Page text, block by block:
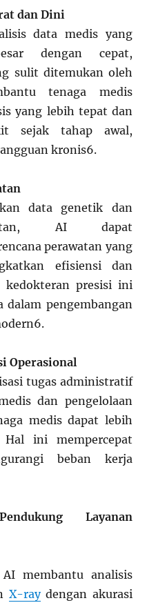
dan Dini
data medis yang
dengan cepat,
sulit ditemukan oleh
tenaga medis
yang lebih tepat dan
sejak tahap awal,
kronis6.
data genetik dan
AI dapat
perawatan yang
efisiensi dan
kedokteran presisi ini
pengembangan
6.
Operasional
tugas administratif
dan pengelolaan
medis dapat lebih
ini mempercepat
beban kerja
Layanan
membantu analisis
X-raydengan akurasi